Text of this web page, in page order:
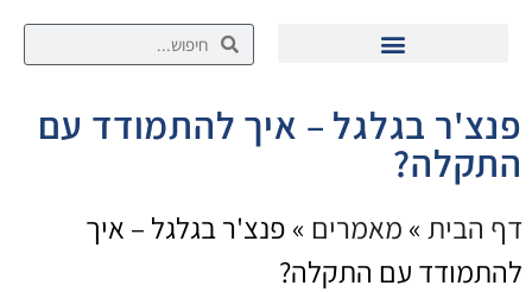
פנצ'ר בגלגל – איך להתמודד עם
התקלה?
דף הבית » מאמרים » פנצ'ר בגלגל – איך
להתמודד עם התקלה?